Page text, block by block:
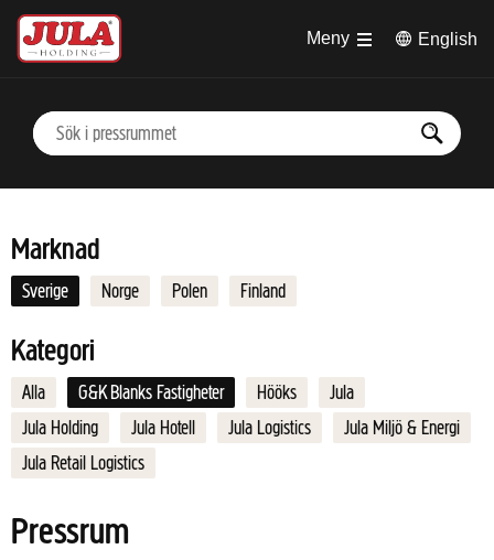
Hoppa till huvudinnehåll
Meny
English
Marknad
Sverige Norge Polen Finland
Kategori
Alla G&K Blanks Fastigheter Hööks
Jula
Jula Holding
Jula Hotell Jula Logistics
Jula Miljö & Energi
Jula Retail Logistics
Pressrum